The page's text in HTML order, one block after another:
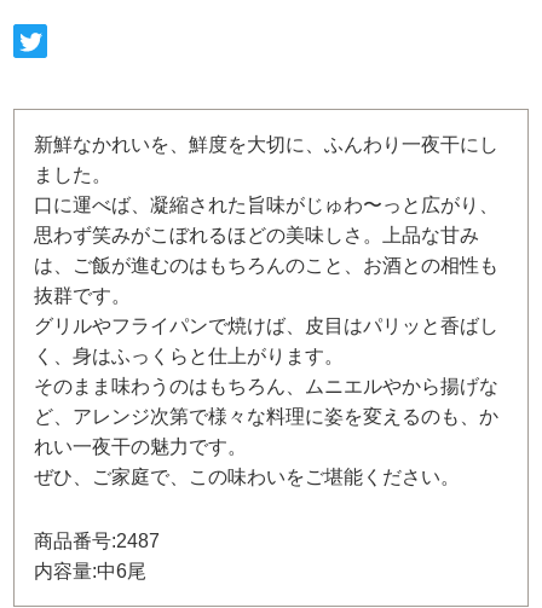
新鮮なかれいを、鮮度を大切に、ふんわり一夜干にし
ました。
口に運べば、凝縮された旨味がじゅわ〜っと広がり、
思わず笑みがこぼれるほどの美味しさ。上品な甘み
は、ご飯が進むのはもちろんのこと、お酒との相性も
抜群です。
グリルやフライパンで焼けば、皮目はパリッと香ばし
く、身はふっくらと仕上がります。
そのまま味わうのはもちろん、ムニエルやから揚げな
ど、アレンジ次第で様々な料理に姿を変えるのも、か
れい一夜干の魅力です。
ぜひ、ご家庭で、この味わいをご堪能ください。
商品番号:2487
内容量:中6尾